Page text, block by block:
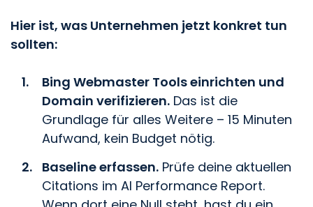
Hier ist, was Unternehmen jetzt konkret tun
sollten:
Bing Webmaster Tools einrichten und
Domain verifizieren. Das ist die
Grundlage für alles Weitere – 15 Minuten
Aufwand, kein Budget nötig.
Baseline erfassen. Prüfe deine aktuellen
Citations im AI Performance Report.